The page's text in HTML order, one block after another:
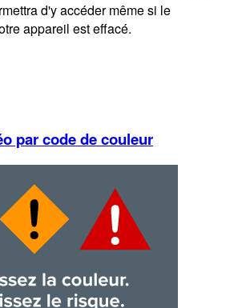
d'y accéder même si le
appareil est effacé.
par code de couleur